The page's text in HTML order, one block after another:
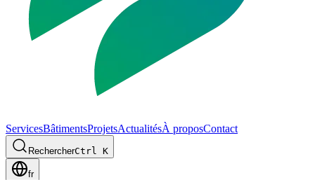
ServicesBâtimentsProjetsActualitésÀ proposContact
RechercherCtrl K
fr